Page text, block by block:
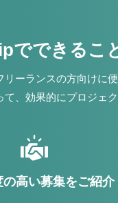
でできるこ
リーランスの方向けに
、効果的にプロジェ
の高い募集をご紹介